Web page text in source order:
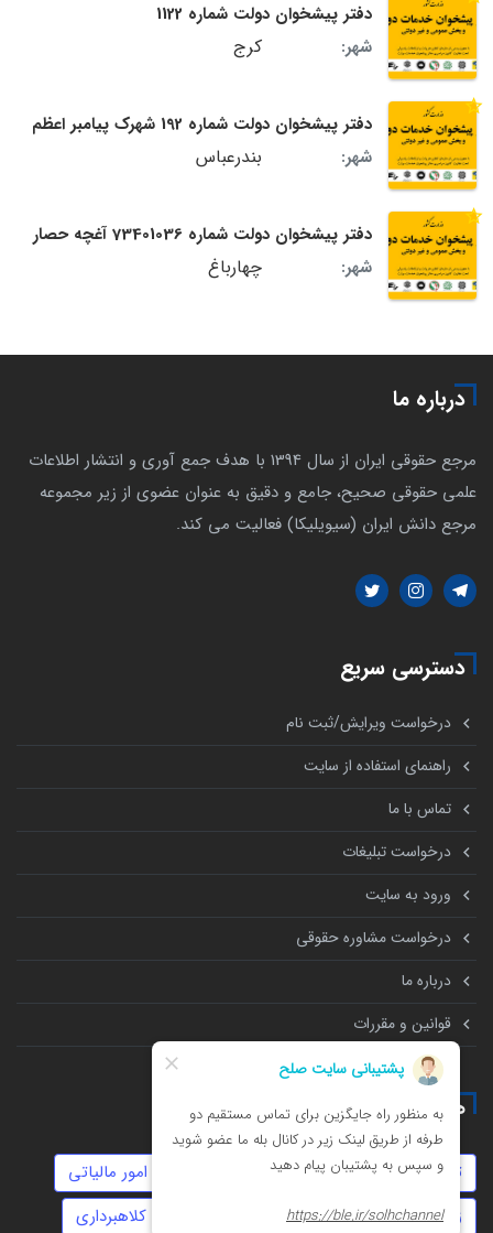
دفتر پیشخوان دولت شماره 1122
شهر:
کرج
دفتر پیشخوان دولت شماره 192 شهرک پیامبر اعظم
شهر:
بندرعباس
دفتر پیشخوان دولت شماره 73401036 آغچه حصار
شهر:
چهارباغ
درباره ما
مرجع حقوقی ایران از سال 1394 با هدف جمع آوری و انتشار اطلاعات
علمی حقوقی صحیح، جامع و دقیق به عنوان عضوی از زیر مجموعه
مرجع دانش ایران (سیویلیکا) فعالیت می کند.
دسترسی سریع
درخواست ویرایش/ثبت نام
راهنمای استفاده از سایت
تماس با ما
درخواست تبلیغات
ورود به سایت
درخواست مشاوره حقوقی
درباره ما
قوانین و مقررات
همه چیز درباره
تهمت طلاق عقد دائم
امور مالیاتی
زورگیری
مهاجرت کلاهبرداری